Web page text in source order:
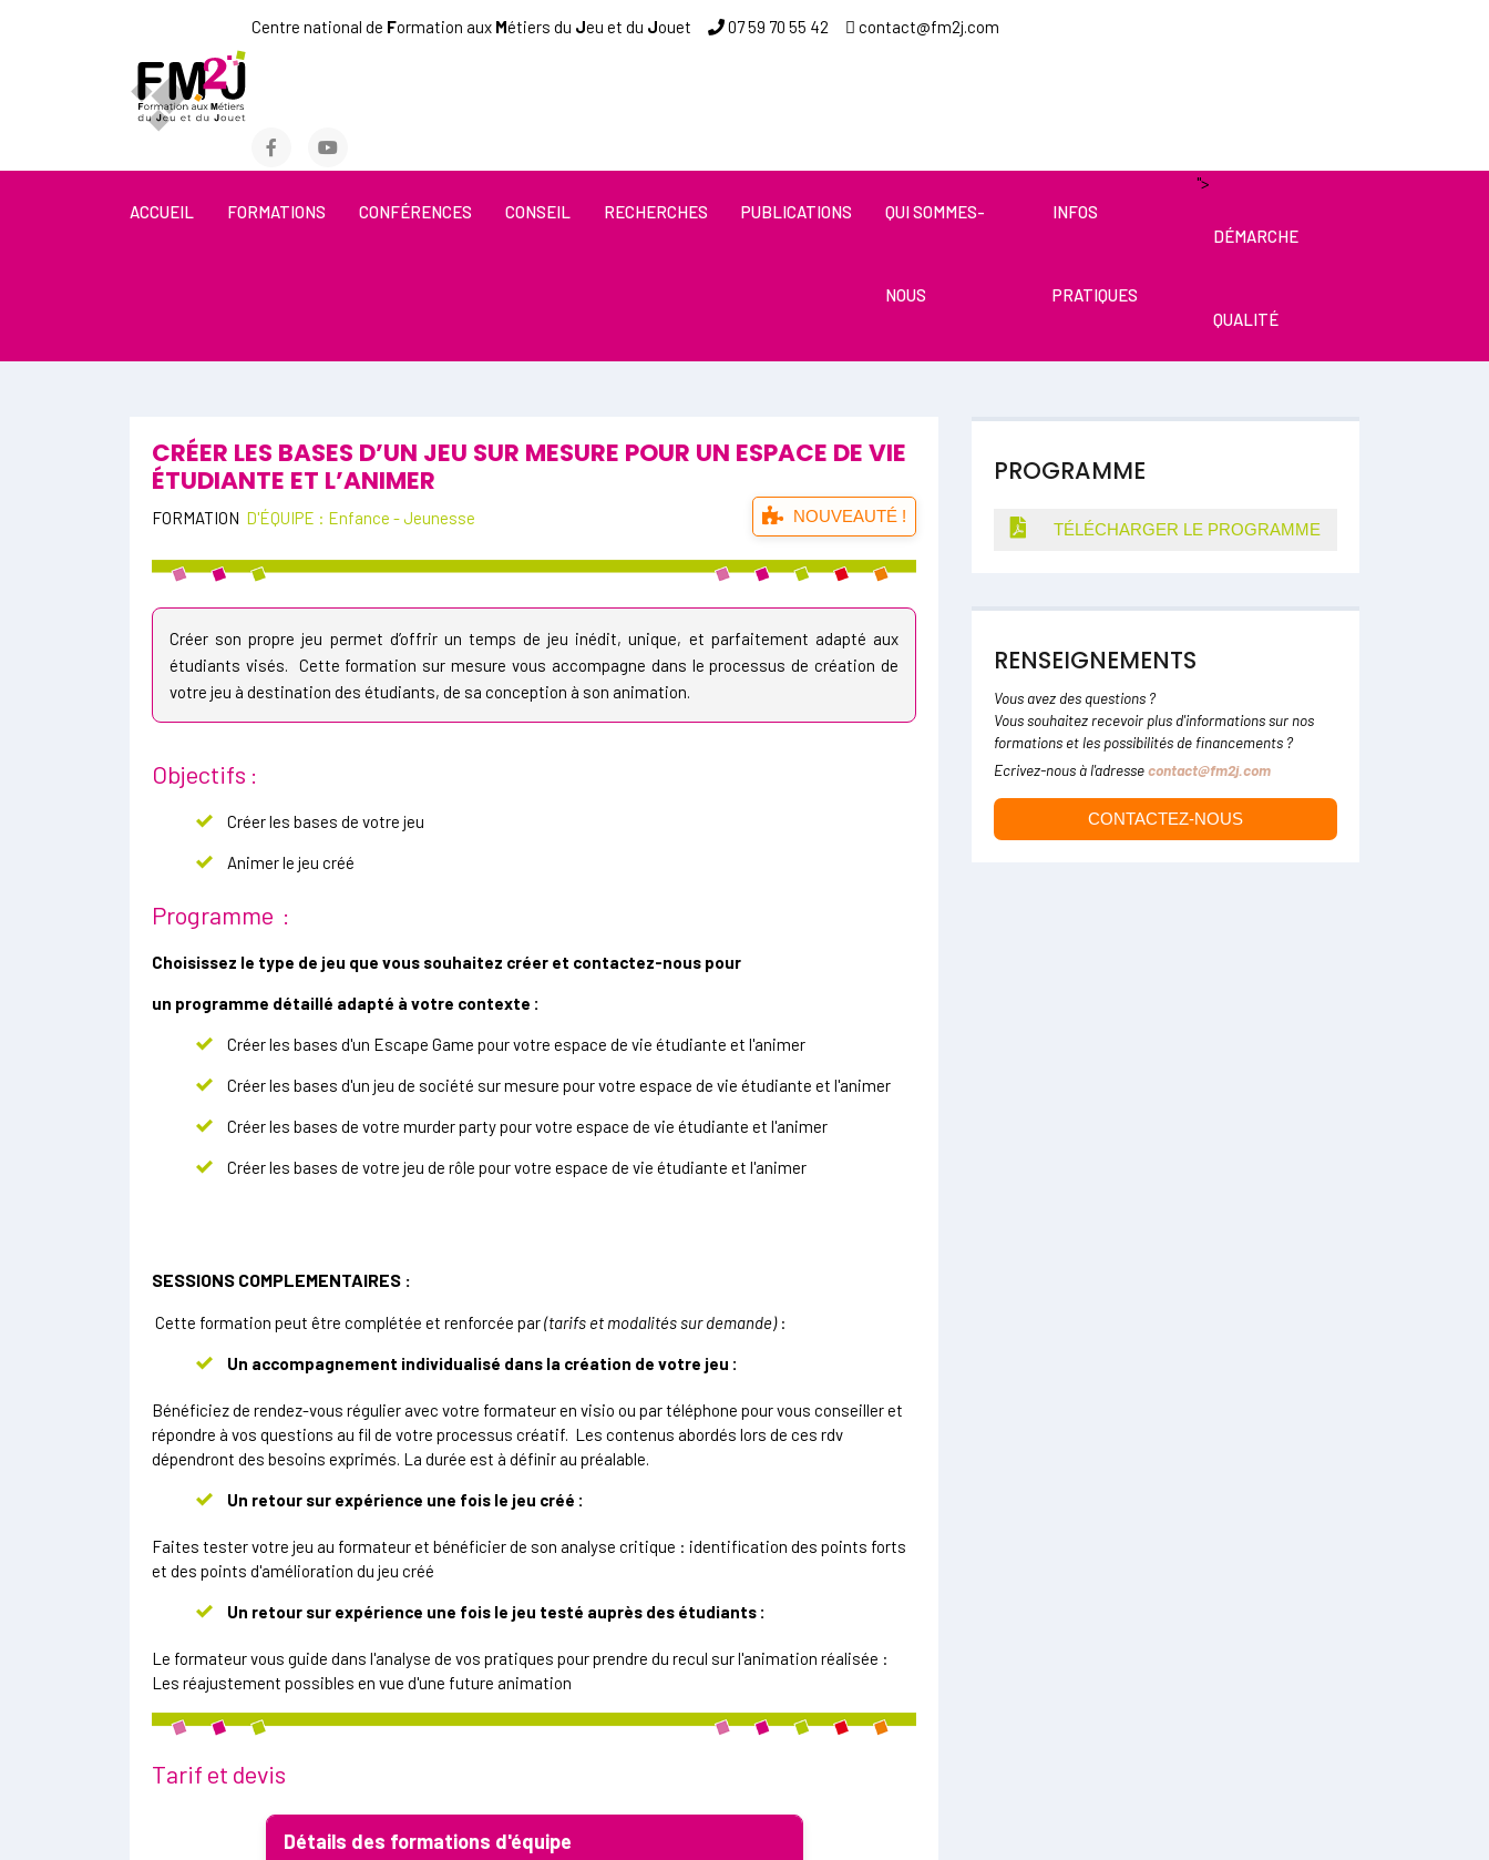
Centre national de Formation aux Métiers du Jeu et du Jouet 07 59 70 55 42 contact@fm2j.com
ACCUEIL FORMATIONS CONFÉRENCES CONSEIL RECHERCHES PUBLICATIONS QUI SOMMES-
NOUS
INFOS
PRATIQUES
">
DÉMARCHE
QUALITÉ
CRÉER LES BASES D’UN JEU SUR MESURE POUR UN ESPACE DE VIE
ÉTUDIANTE ET L’ANIMER
FORMATION D'ÉQUIPE : Enfance - Jeunesse NOUVEAUTÉ !
Créer son propre jeu permet d’offrir un temps de jeu inédit, unique, et parfaitement adapté aux
étudiants visés. Cette formation sur mesure vous accompagne dans le processus de création de
votre jeu à destination des étudiants, de sa conception à son animation.
Objectifs :
Créer les bases de votre jeu
Animer le jeu créé
Programme :
Choisissez le type de jeu que vous souhaitez créer et contactez-nous pour
un programme détaillé adapté à votre contexte :
Créer les bases d'un Escape Game pour votre espace de vie étudiante et l'animer
Créer les bases d'un jeu de société sur mesure pour votre espace de vie étudiante et l'animer
Créer les bases de votre murder party pour votre espace de vie étudiante et l'animer
Créer les bases de votre jeu de rôle pour votre espace de vie étudiante et l'animer
SESSIONS COMPLEMENTAIRES :
Cette formation peut être complétée et renforcée par(tarifs et modalités sur demande) :
Un accompagnement individualisé dans la création de votre jeu :
Bénéficiez de rendez-vous régulier avec votre formateur en visio ou par téléphone pour vous conseiller et
répondre à vos questions au fil de votre processus créatif. Les contenus abordés lors de ces rdv
dépendront des besoins exprimés. La durée est à définir au préalable.
Un retour sur expérience une fois le jeu créé :
Faites tester votre jeu au formateur et bénéficier de son analyse critique : identification des points forts
et des points d'amélioration du jeu créé
Un retour sur expérience une fois le jeu testé auprès des étudiants :
Le formateur vous guide dans l'analyse de vos pratiques pour prendre du recul sur l'animation réalisée :
Les réajustement possibles en vue d'une future animation
Tarif et devis
Détails des formations d'équipe
PROGRAMME
TÉLÉCHARGER LE PROGRAMME
RENSEIGNEMENTS
Vous avez des questions ?
Vous souhaitez recevoir plus d'informations sur nos
formations et les possibilités de financements ?
Ecrivez-nous à l'adressecontact@fm2j.com
CONTACTEZ-NOUS